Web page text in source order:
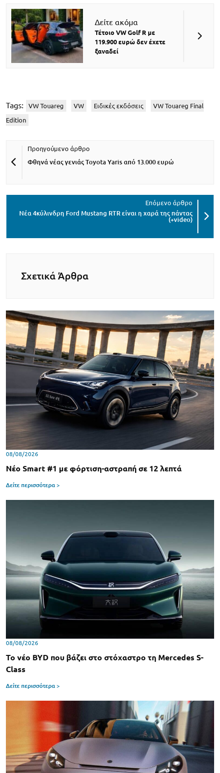
Δείτε ακόμα
Τέτοιο VW Golf R με
119.900 ευρώ δεν έχετε
ξαναδεί
Tags: VW Touareg VW Ειδικές εκδόσεις VW Touareg Final
Edition
Φθηνά νέας γενιάς Toyota Yaris από 13.000 ευρώ
Νέα 4κύλινδρη Ford Mustang RTR είναι η χαρά της πάντας
(+video)
Σχετικά Άρθρα
08/08/2026
Νέο Smart #1 με φόρτιση-αστραπή σε 12 λεπτά
Δείτε περισσότερα >
08/08/2026
Το νέο BYD που βάζει στο στόχαστρο τη Mercedes S-
Class
Δείτε περισσότερα >